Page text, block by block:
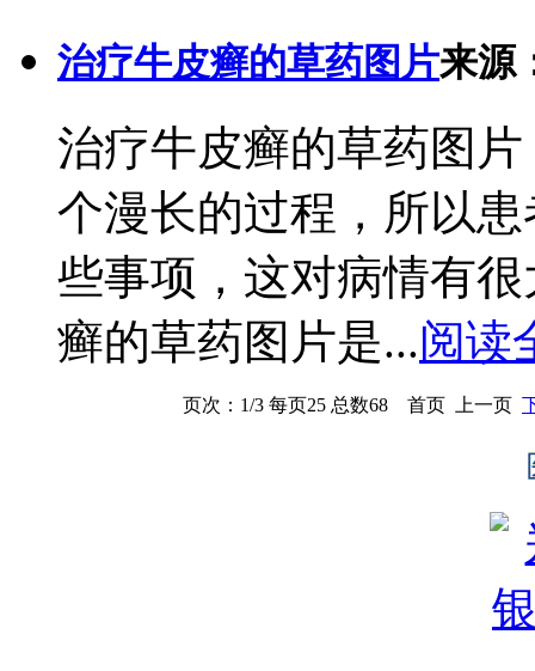
治疗牛皮癣的草药图片来源
治疗牛皮癣的草药图
个漫长的过程，所以
些事项，这对病情有
癣的草药图片是...阅读
页次：1/3 每页25 总数68 首页 上一页